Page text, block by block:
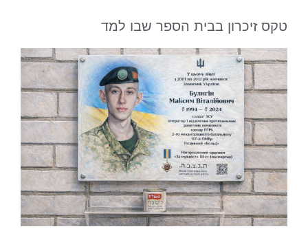
טקס זיכרון בבית הספר שבו למד